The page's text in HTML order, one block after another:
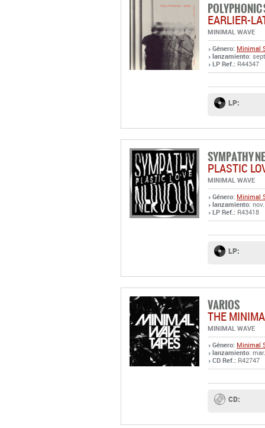
POLYPHONIC
EARLIER-
MINIMAL WAVE
Género: Minimal
lanzamiento:
LP Ref.: R44347
LP:
SYMPATHY
PLASTIC
MINIMAL WAVE
Género: Minimal
lanzamiento:
LP Ref.: R43418
LP:
VARIOS
THE
MINIMAL WAVE
Género: Minimal
lanzamiento:
CD Ref.: R42747
CD: